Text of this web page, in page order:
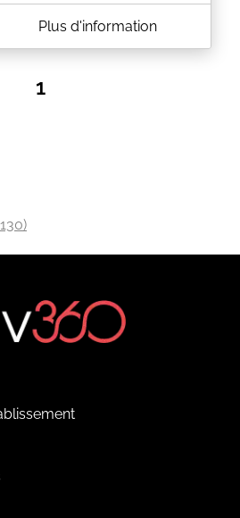
COEUR
à Château-la-Vallière.
Plus d'information
1